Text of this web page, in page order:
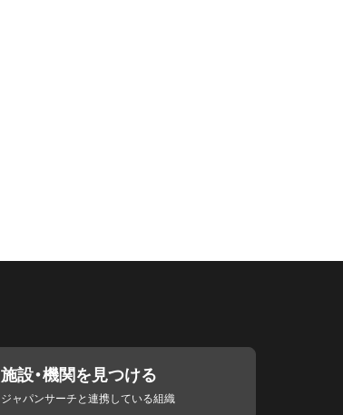
施設・機関を見つける
ジャパンサーチと連携している組織